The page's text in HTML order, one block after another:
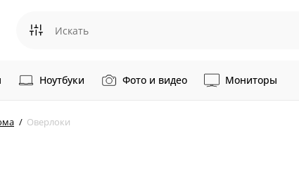
Ноутбуки Фото и видео Мониторы
Оверлоки